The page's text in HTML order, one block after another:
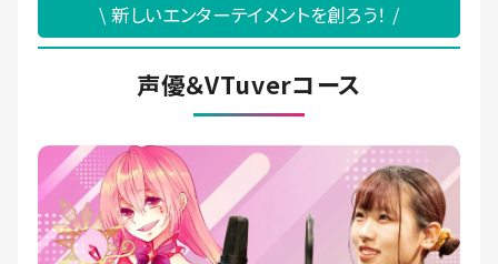
\ 新しいエンターテイメントを創ろう！ /
声優＆VTuverコース